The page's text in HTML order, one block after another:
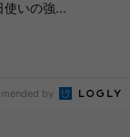
使いの強...
by